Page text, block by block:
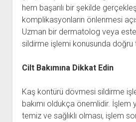
hem başarılı bir şekilde
komplikasyonların önlenmesi
Uzman bir dermatolog veya
sildirme işlemi konusunda doğru
Cilt Bakımına Dikkat Edin
Kaş kontürü dövmesi sildirme
bakımı oldukça önemlidir. İşlem
temiz ve sağlıklı olması, işlem